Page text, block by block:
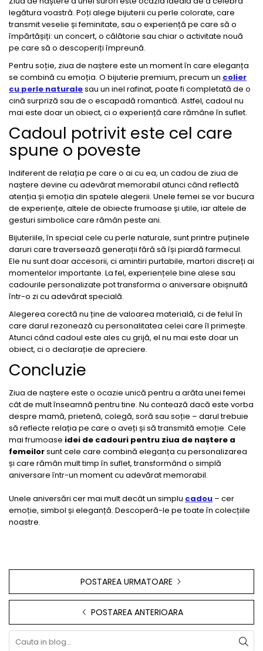
legătura voastră. Poți alege bijuterii cu perle colorate, care
transmit veselie și feminitate, sau o experiență pe care să o
împărtășiți: un concert, o călătorie sau chiar o activitate nouă
pe care să o descoperiți împreună.
Pentru soție, ziua de naștere este un moment în care eleganța
se combină cu emoția. O bijuterie premium, precum un colier
cu perle naturalesau un inel rafinat, poate fi completată de o
cină surpriză sau de o escapadă romantică. Astfel, cadoul nu
mai este doar un obiect, ci o experiență care rămâne în suflet.
Cadoul potrivit este cel care
spune o poveste
Indiferent de relația pe care o ai cu ea, un cadou de ziua de
naștere devine cu adevărat memorabil atunci când reflectă
atenția și emoția din spatele alegerii. Unele femei se vor bucura
de experiențe, altele de obiecte frumoase și utile, iar altele de
gesturi simbolice care rămân peste ani.
Bijuteriile, în special cele cu perle naturale, sunt printre puținele
daruri care traversează generații fără să își piardă farmecul.
Ele nu sunt doar accesorii, ci amintiri purtabile, martori discreți ai
momentelor importante. La fel, experiențele bine alese sau
cadourile personalizate pot transforma o aniversare obișnuită
într-o zi cu adevărat specială.
Alegerea corectă nu ține de valoarea materială, ci de felul în
care darul rezonează cu personalitatea celei care îl primește.
Atunci când cadoul este ales cu grijă, el nu mai este doar un
obiect, ci o declarație de apreciere.
Concluzie
Ziua de naștere este o ocazie unică pentru a arăta unei femei
cât de mult înseamnă pentru tine. Nu contează dacă este vorba
despre mamă, prietenă, colegă, soră sau soție – darul trebuie
să reflecte relația pe care o aveți și să transmită emoție. Cele
mai frumoase idei de cadouri pentru ziua de naștere a
femeilorsunt cele care combină eleganța cu personalizarea
și care rămân mult timp în suflet, transformând o simplă
aniversare într-un moment cu adevărat memorabil.
Unele aniversări cer mai mult decât un simplu cadou – cer
emoție, simbol și eleganță. Descoperă-le pe toate în colecțiile
noastre.
POSTAREA URMATOARE
POSTAREA ANTERIOARA